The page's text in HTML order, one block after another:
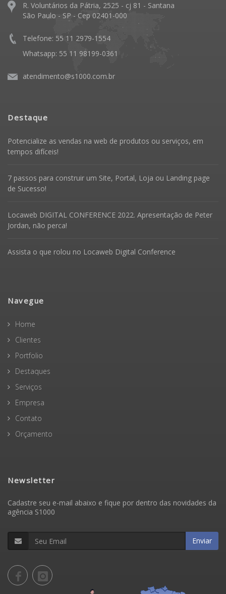
R. Voluntários da Pátria, 2525 - cj 81 - Santana
São Paulo - SP - Cep 02401-000
Telefone: 55 11 2979-1554
Whatsapp: 55 11 98199-0361
atendimento@s1000.com.br
Destaque
Potencialize as vendas na web de produtos ou serviços, em
tempos difíceis!
7 passos para construir um Site, Portal, Loja ou Landing page
de Sucesso!
Locaweb DIGITAL CONFERENCE 2022. Apresentação de Peter
Jordan, não perca!
Assista o que rolou no Locaweb Digital Conference
Navegue
Home
Clientes
Portfolio
Destaques
Serviços
Empresa
Contato
Orçamento
Newsletter
Cadastre seu e-mail abaixo e fique por dentro das novidades da
agência S1000
Enviar